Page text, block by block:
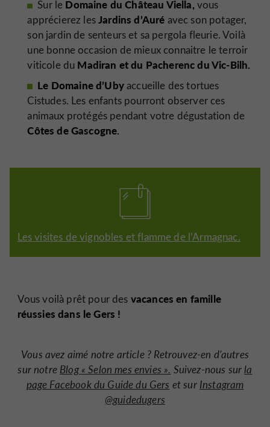
Sur le Domaine du Château Viella,vous
apprécierez lesJardins d’Auré avec son potager,
son jardin de senteurs et sa pergola fleurie. Voilà
une bonne occasion de mieux connaitre le terroir
viticole du Madiran et du Pacherenc du Vic-Bilh.
Le Domaine d’Ubyaccueille des tortues
Cistudes. Les enfants pourront observer ces
animaux protégés pendant votre dégustation de
Côtes de Gascogne.
Les visites de vignobles et flamme de l’Armagnac.
Vous voilà prêt pour des vacances en famille
réussies dans le Gers !
Vous avez aimé notre article ? Retrouvez-en d’autres
sur notre Blog « Selon mes envies ». Suivez-nous surla
page Facebook du Guide du Gers et sur Instagram
@guidedugers